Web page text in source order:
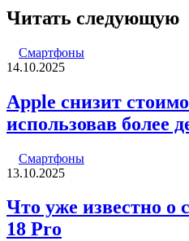
Читать следующую
Смартфоны
14.10.2025
Apple снизит
использовав более
Смартфоны
13.10.2025
Что уже известно о
18 Pro